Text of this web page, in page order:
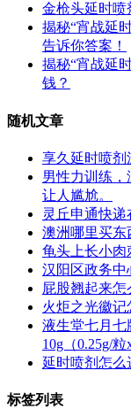
金枪头延时喷
揭秘“宵战延
告诉你答案！
揭秘“宵战延
钱？
随机文章
享久延时喷剂
男性力训练
让人尴尬。
灵丘申通快递
澳洲哪里买东
龟头上长小肉
汉阳区政务中
屁股翘起来怎
火炬之光徽记
液生堂七月七
10g（0.25g/粒
延时喷剂怎么
标签列表